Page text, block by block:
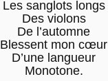
Les sanglots longs
Des violons
De l’automne
Blessent mon cœur
D’une langueur
Monotone.